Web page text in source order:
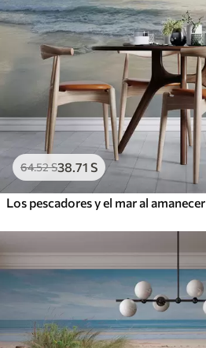
64.52S38 .71 S
Los pescadores y el mar al amanecer